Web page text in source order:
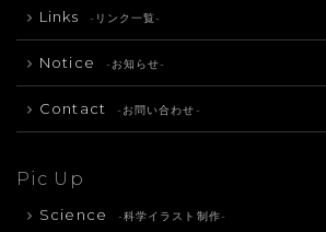
Links -リンク一覧-
Notice -お知らせ-
Contact -お問い合わせ-
Pic Up
Science -科学イラスト制作-